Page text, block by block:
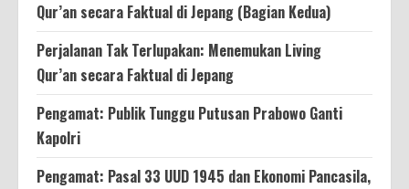
Qur’an secara Faktual di Jepang (Bagian Kedua)
Perjalanan Tak Terlupakan: Menemukan Living
Qur’an secara Faktual di Jepang
Pengamat: Publik Tunggu Putusan Prabowo Ganti
Kapolri
Pengamat: Pasal 33 UUD 1945 dan Ekonomi Pancasila,